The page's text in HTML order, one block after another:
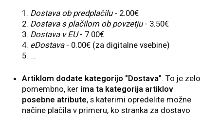
Dostava ob predplačilu- 2.00€
Dostava s plačilom ob povzetju- 3.50€
Dostava v EU- 7.00€
eDostava- 0.00€ (za digitalne vsebine)
...
Artiklom dodate kategorijo "Dostava". To je zelo
pomembno, ker ima ta kategorija artiklov
posebne atribute, s katerimi opredelite možne
načine plačila v primeru, ko stranka za dostavo